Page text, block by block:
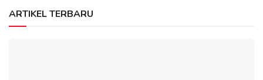
ARTIKEL TERBARU